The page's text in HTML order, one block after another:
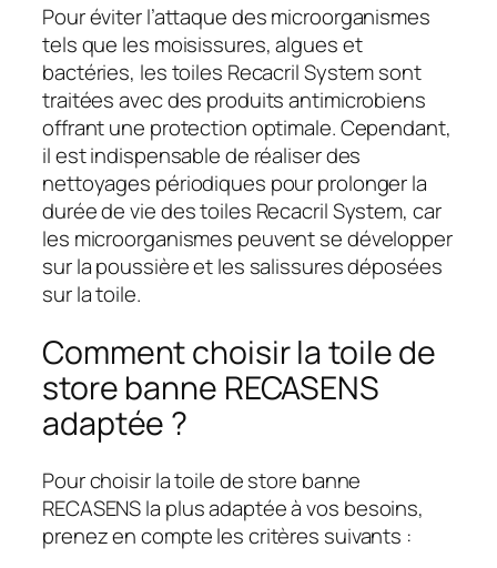
Pour éviter l’attaque des microorganismes
tels que les moisissures, algues et
bactéries, les toiles Recacril System sont
traitées avec des produits antimicrobiens
offrant une protection optimale. Cependant,
il est indispensable de réaliser des
nettoyages périodiques pour prolonger la
durée de vie des toiles Recacril System, car
les microorganismes peuvent se développer
sur la poussière et les salissures déposées
sur la toile.
Comment choisir la toile de
store banne RECASENS
adaptée ?
Pour choisir la toile de store banne
RECASENS la plus adaptée à vos besoins,
prenez en compte les critères suivants :